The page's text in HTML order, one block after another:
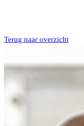
Terug naar overzicht